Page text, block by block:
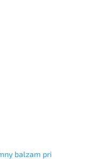
balzam pri